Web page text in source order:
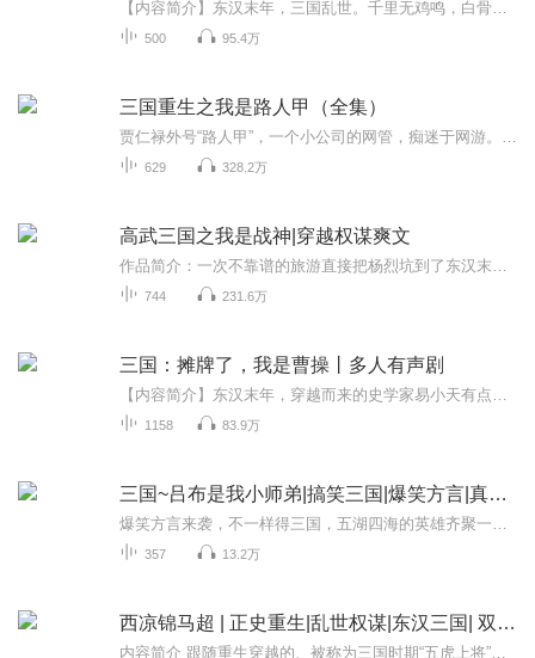
500 95.4万
三国重生之我是路人甲（全集）
629 328.2万
高武三国之我是战神|穿越权谋爽文
744 231.6万
三国：摊牌了，我是曹操丨多人有声剧
1158 83.9万
三国~吕布是我小师弟|搞笑三国|爆笑方言|真人多播剧|我是老米
357 13.2万
西凉锦马超 | 正史重生|乱世权谋|东汉三国| 双播爽文 | 评书